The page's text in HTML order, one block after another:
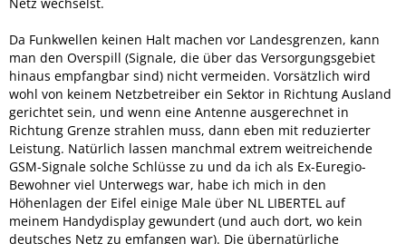
Da Funkwellen keinen Halt machen vor Landesgrenzen, kann
man den Overspill (Signale, die über das Versorgungsgebiet
hinaus empfangbar sind) nicht vermeiden. Vorsätzlich wird
wohl von keinem Netzbetreiber ein Sektor in Richtung Ausland
gerichtet sein, und wenn eine Antenne ausgerechnet in
Richtung Grenze strahlen muss, dann eben mit reduzierter
Leistung. Natürlich lassen manchmal extrem weitreichende
GSM-Signale solche Schlüsse zu und da ich als Ex-Euregio-
Bewohner viel Unterwegs war, habe ich mich in den
Höhenlagen der Eifel einige Male über NL LIBERTEL auf
meinem Handydisplay gewundert (und auch dort, wo kein
deutsches Netz zu emfangen war). Die übernatürliche